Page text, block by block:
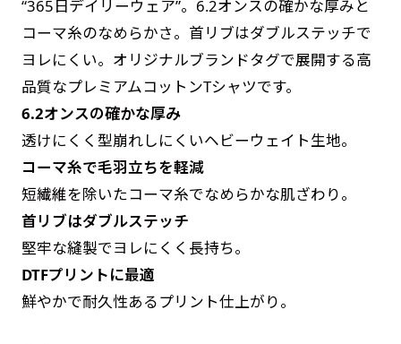
“365日デイリーウェア”。6.2オンスの確かな厚みと
コーマ糸のなめらかさ。首リブはダブルステッチで
ヨレにくい。オリジナルブランドタグで展開する高
品質なプレミアムコットンTシャツです。
6.2オンスの確かな厚み
透けにくく型崩れしにくいヘビーウェイト生地。
コーマ糸で毛羽立ちを軽減
短繊維を除いたコーマ糸でなめらかな肌ざわり。
首リブはダブルステッチ
堅牢な縫製でヨレにくく長持ち。
DTFプリントに最適
鮮やかで耐久性あるプリント仕上がり。
す。かわいいい＆おしゃれなのぼりです。台はセ
ットでついてます。
ジャンボ(90x270)
遠くからでも視認しやすいジャンボサイズです。
駐車場などのスペースに余裕がある場所で大々的
に宣伝できます。
4mまたは5mのポールが必要です。
す。かわいいい＆おしゃれなのぼりです。台はセ
ットでついてます。
ジャンボ(270x90)
遠くからでも視認しやすいジャンボサイズです。
駐車場などのスペースに余裕がある場所で大々的
に宣伝できます。
4mまたは5mのポールが必要です。